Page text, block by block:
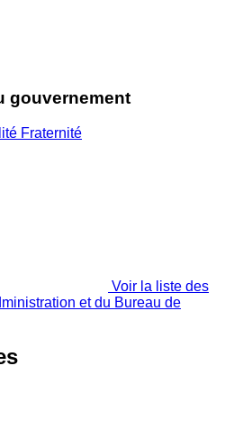
gouvernement
Voir la liste des
et du Bureau de